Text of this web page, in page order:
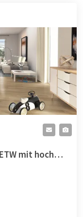
Hofheim - 4-Zimmer-Neubau-ETW mit hochwertiger Ausstattung